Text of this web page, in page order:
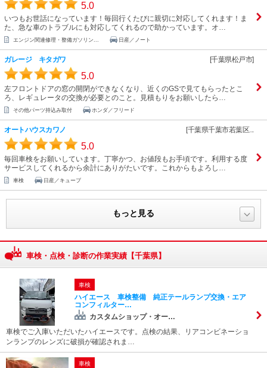
5.0
いつもお世話になっています！毎回行くたびに親切に対応してくれます！ま
た、急な車のトラブルにも対応してくれるので助かっています。オ…
エンジン関連修理・整備ガソリン... 日産／ノート
ガレージ キタガワ [千葉県松戸市]
5.0
左フロントドアの窓の開閉ができなくなり、近くのGSで見てもらったとこ
ろ、レギュレータの交換が必要とのこと。見積もりをお願いしたら…
その他パーツ持込み取付 ホンダ／フリード
オートハウスカワノ [千葉県千葉市若葉区...
5.0
毎回車検をお願いしています。丁寧かつ、お値段もお手頃です。利用する度
サービスしてくれるから余計にありがたいです。これからもよろし…
車検 日産／キューブ
もっと見る
車検・点検・診断の作業実績【千葉県】
車検
ハイエース 車検整備 純正テールランプ交換・エア
コンフィルター…
カスタムショップ・オー…
車検でご入庫いただいたハイエースです。点検の結果、リアコンビネーショ
ンランプのレンズに破損が確認されま…
車検